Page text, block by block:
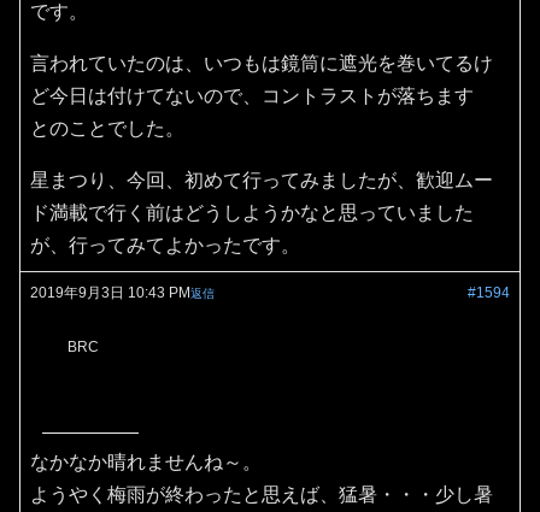
です。
言われていたのは、いつもは鏡筒に遮光を巻いてるけ
ど今日は付けてないので、コントラストが落ちます
とのことでした。
星まつり、今回、初めて行ってみましたが、歓迎ムー
ド満載で行く前はどうしようかなと思っていました
が、行ってみてよかったです。
2019年9月3日 10:43 PM #1594
返信
BRC
なかなか晴れませんね～。
ようやく梅雨が終わったと思えば、猛暑・・・少し暑